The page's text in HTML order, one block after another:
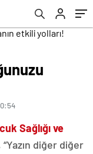
Sağlığı ve
“Yazın diğer diğer